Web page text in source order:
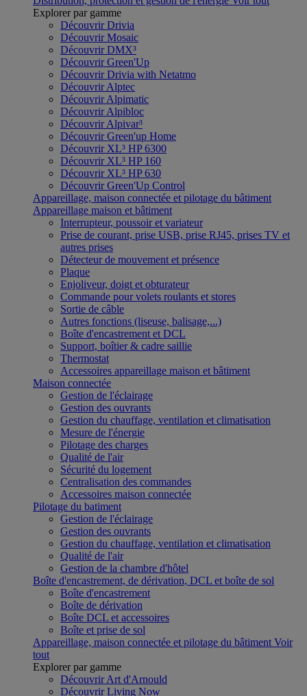
Explorer par gamme
Découvrir Drivia
Découvrir Mosaic
Découvrir DMX³
Découvrir Green'Up
Découvrir Drivia with Netatmo
Découvrir Alptec
Découvrir Alpimatic
Découvrir Alpibloc
Découvrir Alpivar³
Découvrir Green'up Home
Découvrir XL³ HP 6300
Découvrir XL³ HP 160
Découvrir XL³ HP 630
Découvrir Green'Up Control
Appareillage, maison connectée et pilotage du bâtiment
Appareillage maison et bâtiment
Interrupteur, poussoir et variateur
Prise de courant, prise USB, prise RJ45, prises TV et
autres prises
Détecteur de mouvement et présence
Plaque
Enjoliveur, doigt et obturateur
Commande pour volets roulants et stores
Sortie de câble
Autres fonctions (liseuse, balisage,...)
Boîte d'encastrement et DCL
Support, boîtier & cadre saillie
Thermostat
Accessoires appareillage maison et bâtiment
Maison connectée
Gestion de l'éclairage
Gestion des ouvrants
Gestion du chauffage, ventilation et climatisation
Mesure de l'énergie
Pilotage des charges
Qualité de l'air
Sécurité du logement
Centralisation des commandes
Accessoires maison connectée
Pilotage du batiment
Gestion de l'éclairage
Gestion des ouvrants
Gestion du chauffage, ventilation et climatisation
Qualité de l'air
Gestion de la chambre d'hôtel
Boîte d'encastrement, de dérivation, DCL et boîte de sol
Boîte d'encastrement
Boîte de dérivation
Boîte DCL et accessoires
Boîte et prise de sol
Appareillage, maison connectée et pilotage du bâtiment Voir
tout
Explorer par gamme
Découvrir Art d'Arnould
Découvrir Living Now